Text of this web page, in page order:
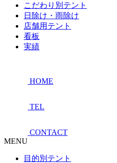
こだわり別テント
日除け・雨除け
店舗用テント
看板
実績
HOME
TEL
CONTACT
MENU
目的別テント